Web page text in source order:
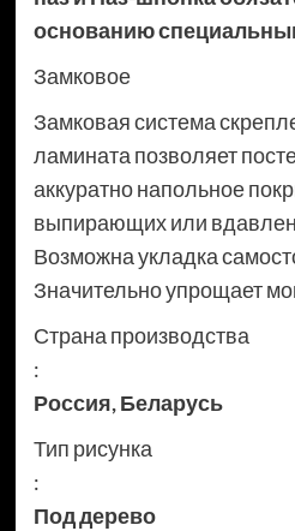
основанию
Замковое
Замковая система
ламината позволяет
аккуратно напольное
выпирающих или
Возможна укладка
Значительно упрощает
Страна производства
:
Россия,Беларусь
Тип рисунка
:
Под дерево